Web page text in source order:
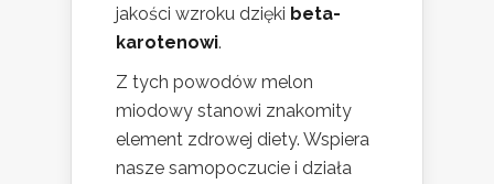
jakości wzroku dzięki beta-
karotenowi.
Z tych powodów melon
miodowy stanowi znakomity
element zdrowej diety. Wspiera
nasze samopoczucie i działa